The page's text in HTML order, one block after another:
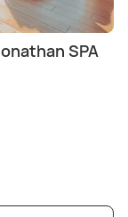
SPA